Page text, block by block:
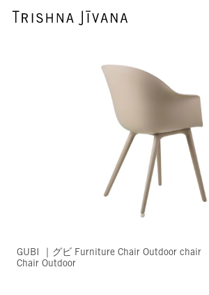
GUBI ｜グビ Furniture Chair Outdoor chair
Chair Outdoor